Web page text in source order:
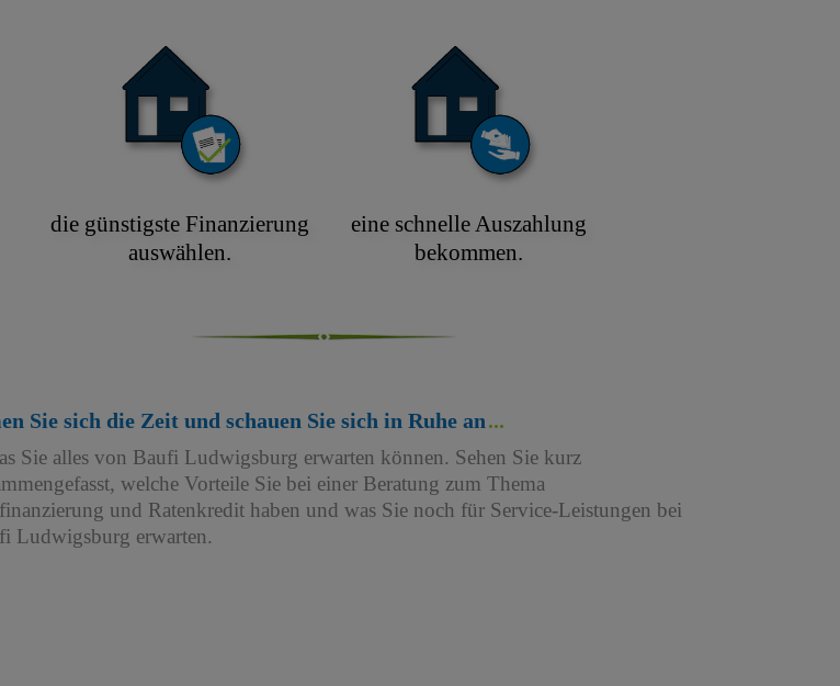
die günstigste Finanzierung
auswählen.
eine schnelle Auszahlung
bekommen.
Sie sich die Zeit und schauen Sie sich in Ruhe an
Sie alles von Baufi Ludwigsburg erwarten können. Sehen Sie kurz
welche Vorteile Sie bei einer Beratung zum Thema
und Ratenkredit haben und was Sie noch für Service-Leistungen bei
Ludwigsburg erwarten.